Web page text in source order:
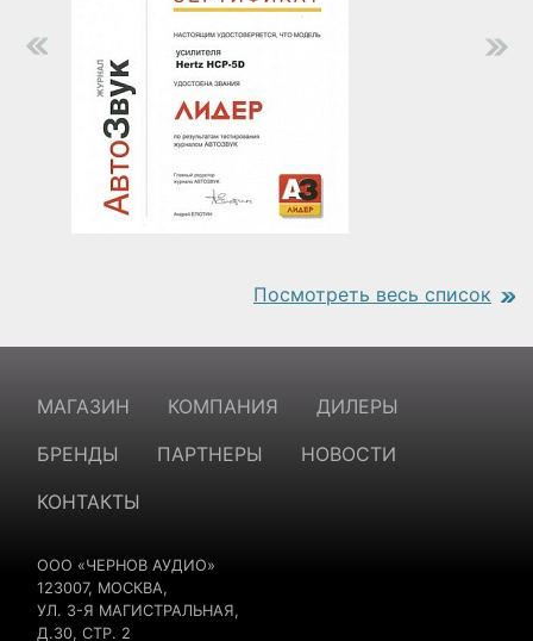
Посмотреть весь список
МАГАЗИН КОМПАНИЯ
ДИЛЕРЫ
БРЕНДЫ
ПАРТНЕРЫ
НОВОСТИ
КОНТАКТЫ
ООО «ЧЕРНОВ АУДИО»
123007, МОСКВА,
УЛ. 3-Я МАГИСТРАЛЬНАЯ,
Д.30, СТР. 2